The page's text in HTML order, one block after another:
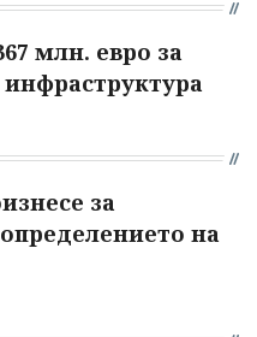
млн. евро за
за
на